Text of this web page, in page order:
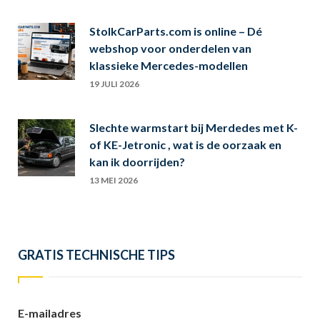
StolkCarParts.com is online – Dé
webshop voor onderdelen van
klassieke Mercedes-modellen
19 JULI 2026
Slechte warmstart bij Merdedes met K-
of KE-Jetronic , wat is de oorzaak en
kan ik doorrijden?
13 MEI 2026
GRATIS TECHNISCHE TIPS
E-mailadres